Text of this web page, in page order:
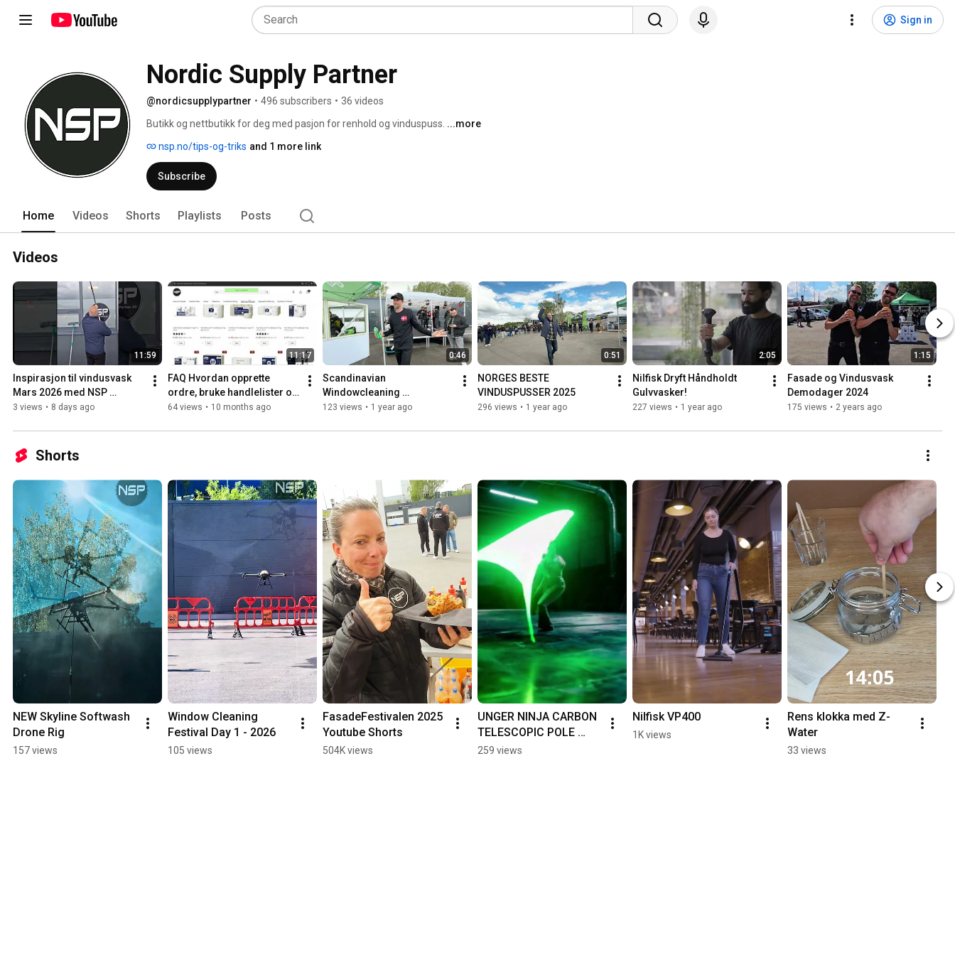
Sign in
Nordic Supply Partner
@nordicsupplypartner • 496 subscribers • 36 videos
Butikk og nettbutikk for deg med pasjon for renhold og vinduspuss. ...more
nsp.no/tips-og-triks and 1 more link
Subscribe
Home Videos Shorts Playlists Posts
Videos
11:59
Inspirasjon til vindusvask
Mars 2026 med NSP
utsendte medarbeider til
3 views • 8 days ago
11:17
FAQ Hvordan opprette
ordre, bruke handlelister og
ordrehistorikk på nsp.no
64 views • 10 months ago
0:46
Scandinavian
Windowcleaning
Championship 2025
123 views • 1 year ago
0:51
NORGES BESTE
VINDUSPUSSER 2025
296 views • 1 year ago
2:05
Nilfisk Dryft Håndholdt
Gulvvasker!
227 views • 1 year ago
1:15
Fasade og Vindusvask
Demodager 2024
175 views • 2 years ago
Shorts
NEW Skyline Softwash
Drone Rig
157 views
Window Cleaning
Festival Day 1 - 2026
105 views
FasadeFestivalen 2025
Youtube Shorts
504K views
UNGER NINJA CARBON
TELESCOPIC POLE
#windowcleaning
259 views
Nilfisk VP400
1K views
Rens klokka med Z-
Water
33 views